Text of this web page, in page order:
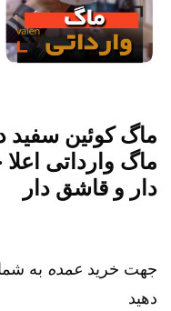
ماگ کوئین
ماگ وارداتی
دار و قاشق دار
جهت خرید عمده
دهید